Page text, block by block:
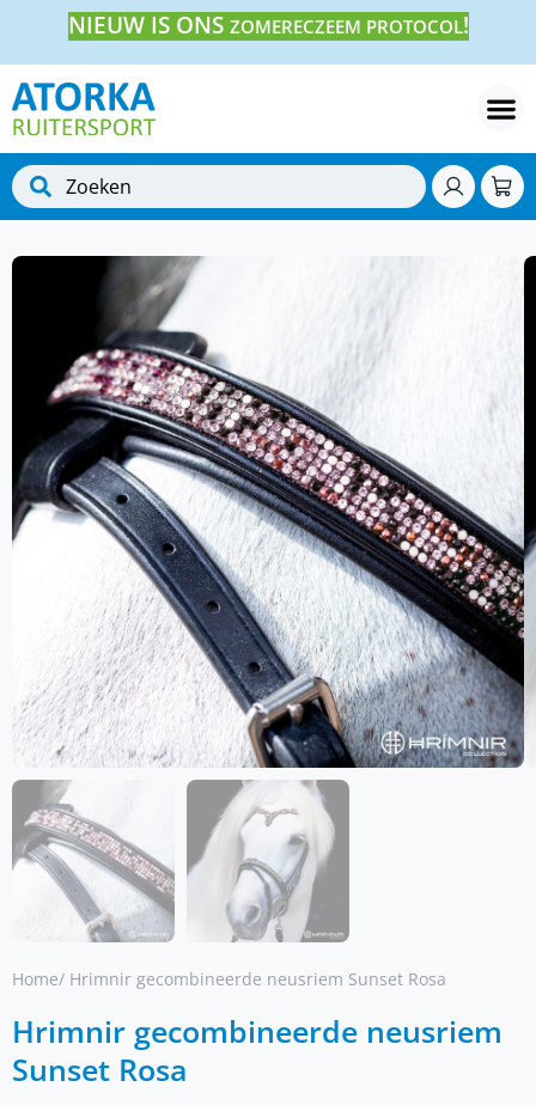
NIEUW IS ONS ZOMERECZEEM PROTOCOL!
Home/ Hrimnir gecombineerde neusriem Sunset Rosa
Hrimnir gecombineerde neusriem
Sunset Rosa